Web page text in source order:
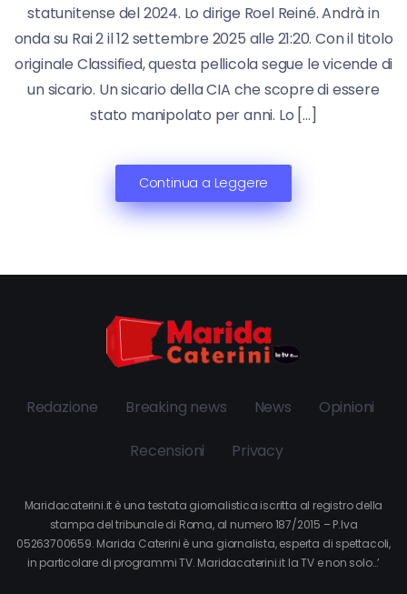
statunitense del 2024. Lo dirige Roel Reiné. Andrà in
onda su Rai 2 il 12 settembre 2025 alle 21:20. Con il titolo
originale Classified, questa pellicola segue le vicende di
un sicario. Un sicario della CIA che scopre di essere
stato manipolato per anni. Lo […]
Continua a Leggere
Redazione Breaking news News Opinioni
Recensioni Privacy
Maridacaterini.it è una testata giornalistica iscritta al registro della
stampa del tribunale di Roma, al numero 187/2015 – P.Iva
05263700659. Marida Caterini è una giornalista, esperta di spettacoli,
in particolare di programmi TV. Maridacaterini.it la TV e non solo…’